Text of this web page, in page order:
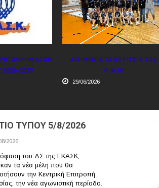
ΤΟΥ
ΟΛΟΚΛΗΡΏΘΗΚΕ ΤΟ TΟΥΡΝΟΥΆ
U12 ΤΗΣ ΕΚΑΣΚ.
03/06/2026
ΤΥΠΟΥ 5/8/2026
2026
του ΔΣ της ΕΚΑΣΚ,
τα νέα μέλη που θα
την Κεντρική Επιτροπή
την νέα αγωνιστική περίοδο.